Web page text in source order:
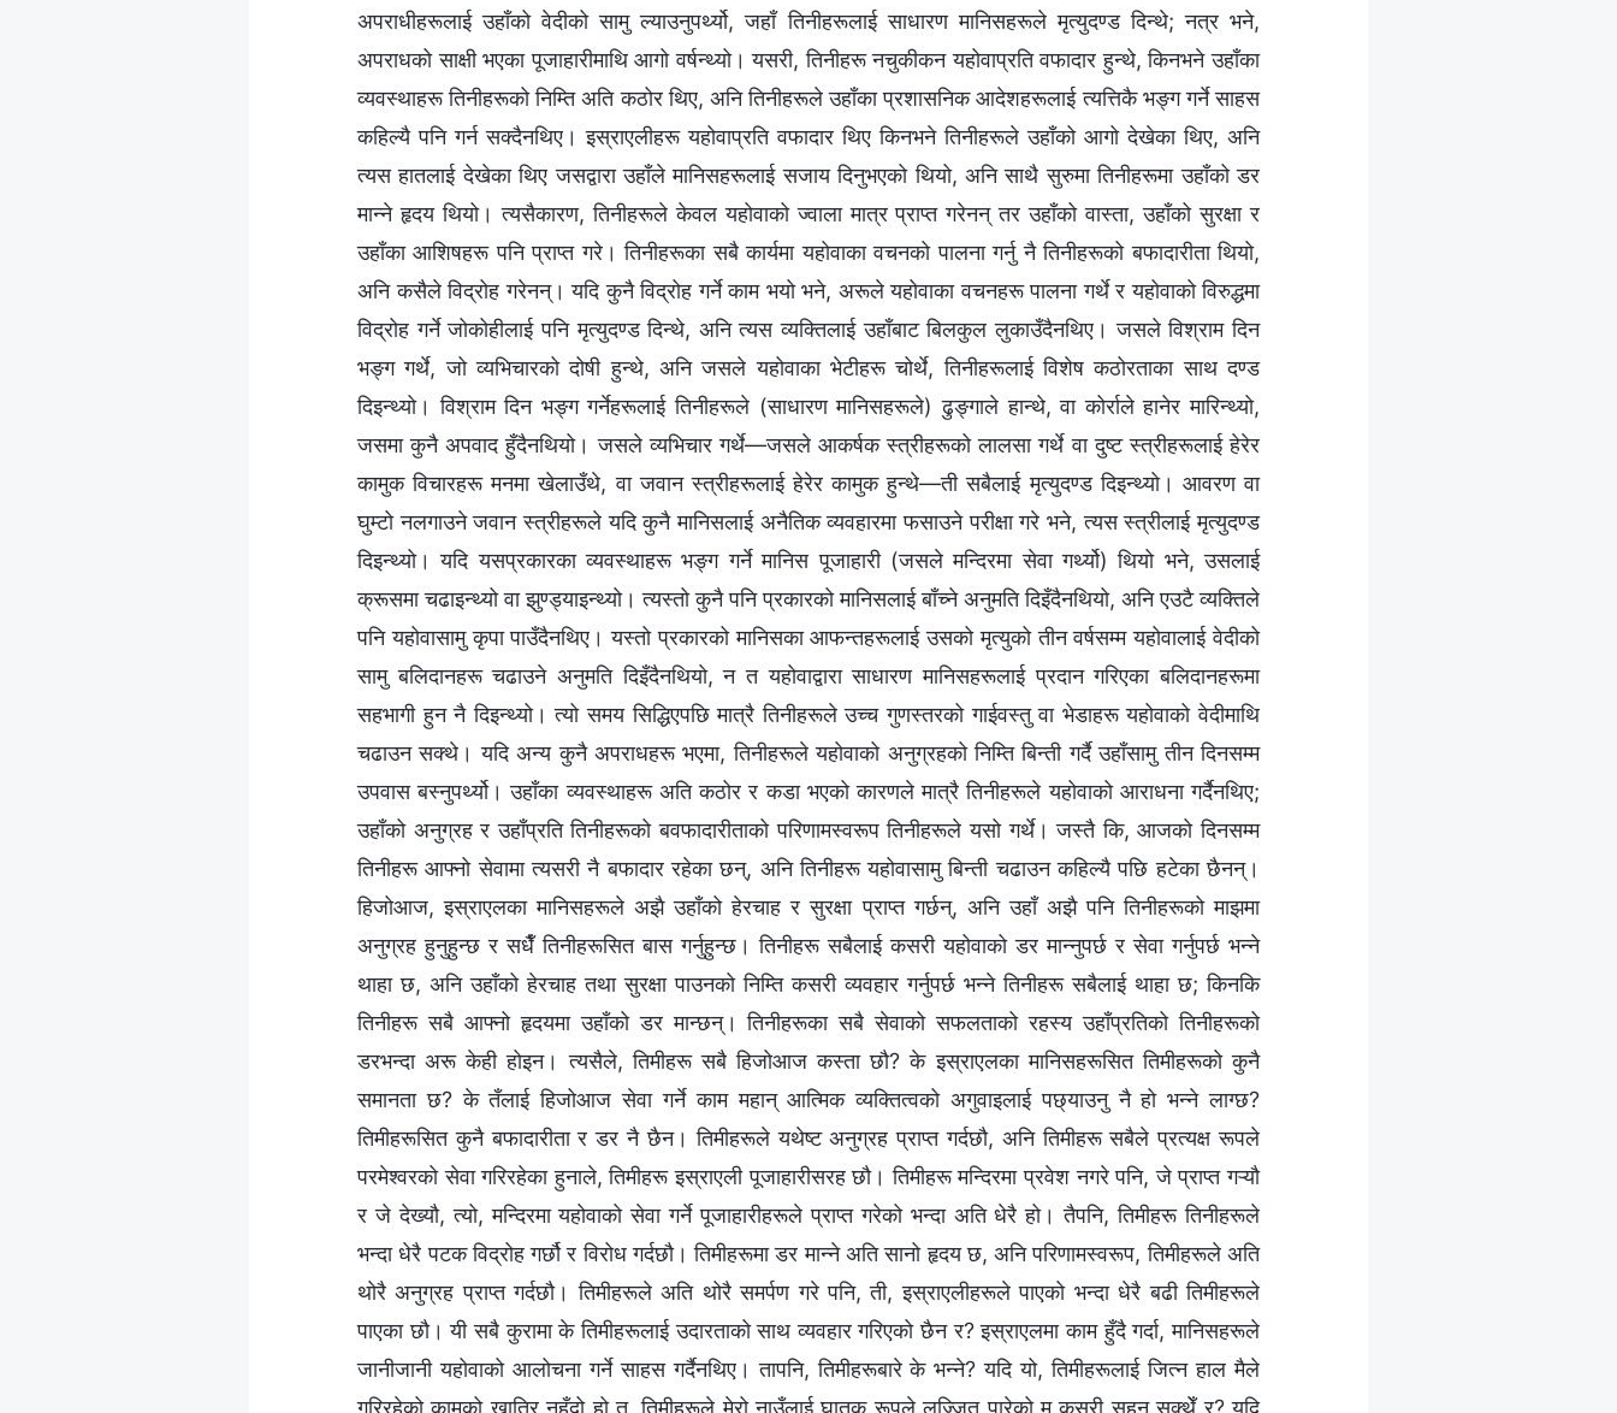
अपराधीहरूलाई उहाँको वेदीको सामु ल्याउनुपर्थ्यो, जहाँ तिनीहरूलाई साधारण मानिसहरूले मृत्युदण्ड दिन्थे; नत्र भने,
अपराधको साक्षी भएका पूजाहारीमाथि आगो वर्षन्थ्यो। यसरी, तिनीहरू नचुकीकन यहोवाप्रति वफादार हुन्थे, किनभने उहाँका
व्यवस्थाहरू तिनीहरूको निम्ति अति कठोर थिए, अनि तिनीहरूले उहाँका प्रशासनिक आदेशहरूलाई त्यत्तिकै भङ्ग गर्ने साहस
कहिल्यै पनि गर्न सक्दैनथिए। इस्राएलीहरू यहोवाप्रति वफादार थिए किनभने तिनीहरूले उहाँको आगो देखेका थिए, अनि
त्यस हातलाई देखेका थिए जसद्वारा उहाँले मानिसहरूलाई सजाय दिनुभएको थियो, अनि साथै सुरुमा तिनीहरूमा उहाँको डर
मान्ने हृदय थियो। त्यसैकारण, तिनीहरूले केवल यहोवाको ज्वाला मात्र प्राप्त गरेनन् तर उहाँको वास्ता, उहाँको सुरक्षा र
उहाँका आशिषहरू पनि प्राप्त गरे। तिनीहरूका सबै कार्यमा यहोवाका वचनको पालना गर्नु नै तिनीहरूको बफादारीता थियो,
अनि कसैले विद्रोह गरेनन्। यदि कुनै विद्रोह गर्ने काम भयो भने, अरूले यहोवाका वचनहरू पालना गर्थे र यहोवाको विरुद्धमा
विद्रोह गर्ने जोकोहीलाई पनि मृत्युदण्ड दिन्थे, अनि त्यस व्यक्तिलाई उहाँबाट बिलकुल लुकाउँदैनथिए। जसले विश्राम दिन
भङ्ग गर्थे, जो व्यभिचारको दोषी हुन्थे, अनि जसले यहोवाका भेटीहरू चोर्थे, तिनीहरूलाई विशेष कठोरताका साथ दण्ड
दिइन्थ्यो। विश्राम दिन भङ्ग गर्नेहरूलाई तिनीहरूले (साधारण मानिसहरूले) ढुङ्गाले हान्थे, वा कोर्राले हानेर मारिन्थ्यो,
जसमा कुनै अपवाद हुँदैनथियो। जसले व्यभिचार गर्थे—जसले आकर्षक स्त्रीहरूको लालसा गर्थे वा दुष्ट स्त्रीहरूलाई हेरेर
कामुक विचारहरू मनमा खेलाउँथे, वा जवान स्त्रीहरूलाई हेरेर कामुक हुन्थे—ती सबैलाई मृत्युदण्ड दिइन्थ्यो। आवरण वा
घुम्टो नलगाउने जवान स्त्रीहरूले यदि कुनै मानिसलाई अनैतिक व्यवहारमा फसाउने परीक्षा गरे भने, त्यस स्त्रीलाई मृत्युदण्ड
दिइन्थ्यो। यदि यसप्रकारका व्यवस्थाहरू भङ्ग गर्ने मानिस पूजाहारी (जसले मन्दिरमा सेवा गर्थ्यो) थियो भने, उसलाई
क्रूसमा चढाइन्थ्यो वा झुण्ड्याइन्थ्यो। त्यस्तो कुनै पनि प्रकारको मानिसलाई बाँच्ने अनुमति दिइँदैनथियो, अनि एउटै व्यक्तिले
पनि यहोवासामु कृपा पाउँदैनथिए। यस्तो प्रकारको मानिसका आफन्तहरूलाई उसको मृत्युको तीन वर्षसम्म यहोवालाई वेदीको
सामु बलिदानहरू चढाउने अनुमति दिइँदैनथियो, न त यहोवाद्वारा साधारण मानिसहरूलाई प्रदान गरिएका बलिदानहरूमा
सहभागी हुन नै दिइन्थ्यो। त्यो समय सिद्धिएपछि मात्रै तिनीहरूले उच्च गुणस्तरको गाईवस्तु वा भेडाहरू यहोवाको वेदीमाथि
चढाउन सक्थे। यदि अन्य कुनै अपराधहरू भएमा, तिनीहरूले यहोवाको अनुग्रहको निम्ति बिन्ती गर्दै उहाँसामु तीन दिनसम्म
उपवास बस्नुपर्थ्यो। उहाँका व्यवस्थाहरू अति कठोर र कडा भएको कारणले मात्रै तिनीहरूले यहोवाको आराधना गर्दैनथिए;
उहाँको अनुग्रह र उहाँप्रति तिनीहरूको बवफादारीताको परिणामस्वरूप तिनीहरूले यसो गर्थे। जस्तै कि, आजको दिनसम्म
तिनीहरू आफ्नो सेवामा त्यसरी नै बफादार रहेका छन्, अनि तिनीहरू यहोवासामु बिन्ती चढाउन कहिल्यै पछि हटेका छैनन्।
हिजोआज, इस्राएलका मानिसहरूले अझै उहाँको हेरचाह र सुरक्षा प्राप्त गर्छन्, अनि उहाँ अझै पनि तिनीहरूको माझमा
अनुग्रह हुनुहुन्छ र सधैँ तिनीहरूसित बास गर्नुहुन्छ। तिनीहरू सबैलाई कसरी यहोवाको डर मान्नुपर्छ र सेवा गर्नुपर्छ भन्‍ने
थाहा छ, अनि उहाँको हेरचाह तथा सुरक्षा पाउनको निम्ति कसरी व्यवहार गर्नुपर्छ भन्‍ने तिनीहरू सबैलाई थाहा छ; किनकि
तिनीहरू सबै आफ्नो हृदयमा उहाँको डर मान्छन्। तिनीहरूका सबै सेवाको सफलताको रहस्य उहाँप्रतिको तिनीहरूको
डरभन्दा अरू केही होइन। त्यसैले, तिमीहरू सबै हिजोआज कस्ता छौ? के इस्राएलका मानिसहरूसित तिमीहरूको कुनै
समानता छ? के तँलाई हिजोआज सेवा गर्ने काम महान् आत्मिक व्यक्तित्वको अगुवाइलाई पछ्याउनु नै हो भन्‍ने लाग्छ?
तिमीहरूसित कुनै बफादारीता र डर नै छैन। तिमीहरूले यथेष्ट अनुग्रह प्राप्त गर्दछौ, अनि तिमीहरू सबैले प्रत्यक्ष रूपले
परमेश्‍वरको सेवा गरिरहेका हुनाले, तिमीहरू इस्राएली पूजाहारीसरह छौ। तिमीहरू मन्दिरमा प्रवेश नगरे पनि, जे प्राप्त गऱ्यौ
र जे देख्यौ, त्यो, मन्दिरमा यहोवाको सेवा गर्ने पूजाहारीहरूले प्राप्त गरेको भन्दा अति धेरै हो। तैपनि, तिमीहरू तिनीहरूले
भन्दा धेरै पटक विद्रोह गर्छौ र विरोध गर्दछौ। तिमीहरूमा डर मान्ने अति सानो हृदय छ, अनि परिणामस्वरूप, तिमीहरूले अति
थोरै अनुग्रह प्राप्त गर्दछौ। तिमीहरूले अति थोरै समर्पण गरे पनि, ती, इस्राएलीहरूले पाएको भन्दा धेरै बढी तिमीहरूले
पाएका छौ। यी सबै कुरामा के तिमीहरूलाई उदारताको साथ व्यवहार गरिएको छैन र? इस्राएलमा काम हुँदै गर्दा, मानिसहरूले
जानीजानी यहोवाको आलोचना गर्ने साहस गर्दैनथिए। तापनि, तिमीहरूबारे के भन्‍ने? यदि यो, तिमीहरूलाई जित्न हाल मैले
गरिरहेको कामको खातिर नहुँदो हो त, तिमीहरूले मेरो नाउँलाई घातक रूपले लज्‍जित पारेको म कसरी सहन सक्थेँ र? यदि